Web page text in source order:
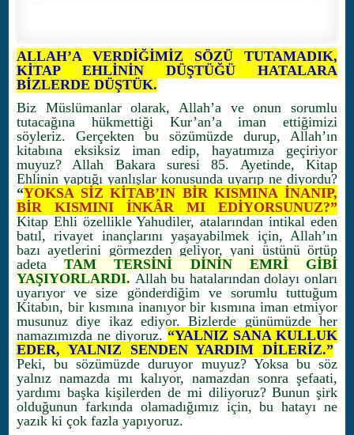
ALLAH’A VERDİĞİMİZ SÖZÜ TUTAMADIK,
KİTAP EHLİNİN DÜŞTÜĞÜ HATALARA
BİZLERDE DÜŞTÜK.
Biz Müslümanlar olarak, Allah’a ve onun sorumlu
tutacağına hükmettiği Kur’an’a iman ettiğimizi
söyleriz. Gerçekten bu sözümüzde durup, Allah’ın
kitabına eksiksiz iman edip, hayatımıza geçiriyor
muyuz? Allah Bakara suresi 85. Ayetinde, Kitap
Ehlinin yaptığı yanlışlar konusunda uyarıp ne diyordu?
“YOKSA SİZ KİTAB’IN BİR KISMINA İNANIP,
BİR KISMINI İNKÂR MI EDİYORSUNUZ?”
Kitap Ehli özellikle Yahudiler, atalarından intikal eden
batıl, rivayet inançlarını yaşayabilmek için, Allah’ın
bazı ayetlerini görmezden geliyor, yani üstünü örtüp
adeta
TAM TERSİNİ DİNİN EMRİ GİBİ
YAŞIYORLARDI. Allah bu hatalarından dolayı onları
uyarıyor ve size gönderdiğim ve sorumlu tuttuğum
Kitabın, bir kısmına inanıyor bir kısmına iman etmiyor
musunuz diye ikaz ediyor. Bizlerde günümüzde her
namazımızda ne diyoruz. “YALNIZ SANA KULLUK
EDER, YALNIZ SENDEN YARDIM DİLERİZ.”
Peki, bu sözümüzde duruyor muyuz? Yoksa bu söz
yalnız namazda mı kalıyor, namazdan sonra şefaati,
yardımı başka kişilerden de mi diliyoruz? Bunun şirk
olduğunun farkında olamadığımız için, bu hatayı ne
yazık ki çok fazla yapıyoruz.